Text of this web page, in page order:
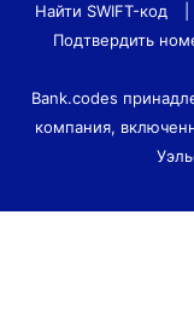
Найти SWIFT-код
Подтвердить
Bank.codes
компания,